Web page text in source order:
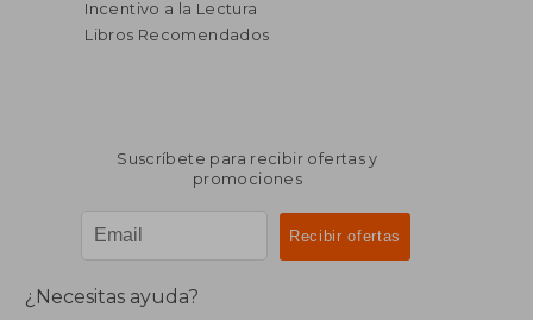
$ 24.79
Incentivo a la Lectura
Libros Recomendados
Suscríbete para recibir ofertas y
promociones
¿Necesitas ayuda?